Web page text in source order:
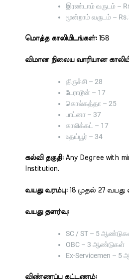
இரண்டாம் வருடம் –
மூன்றாம் வருடம் –
மொத்த காலியிடங்கள்:158
விமான நிலைய வாரியான
திருச்சி – 28
டேராடூன் – 17
கொல்கத்தா – 25
பாட்னா – 37
காலிக்கட் – 17
உதய்பூர் – 34
கல்வி தகுதி: Any Degree with
Institution.
வயது வரம்பு:18 முதல் 27
வயது தளர்வு:
SC / ST – 5
OBC – 3 ஆண்டுகள்
Ex-Servicemen –
விண்ணப்ப கட்டணம்: